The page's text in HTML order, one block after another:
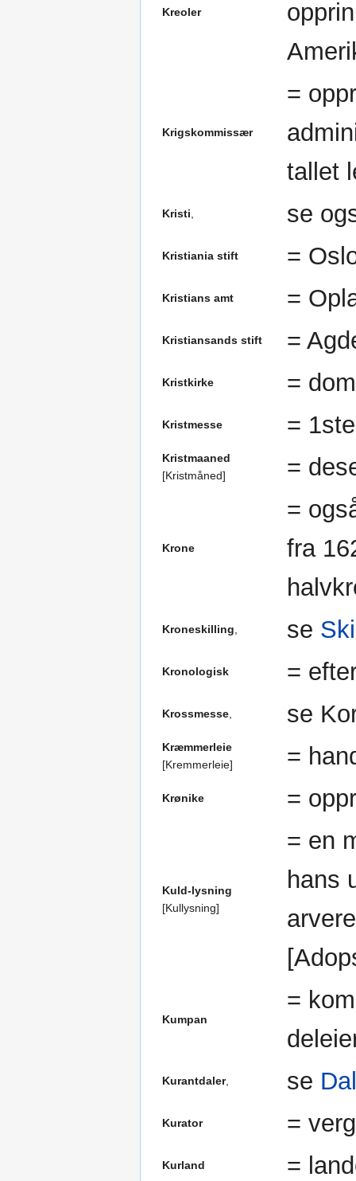
Kreoler
Krigskommissær
=
tallet
Kristi, se
Kristiania stift =
Kristians amt =
Kristiansands stift =
Kristkirke =
Kristmesse =
Kristmaaned
[Kristmåned]
=
Krone
=
fra
Kroneskilling, se
Kronologisk =
Krossmesse, se
Kræmmerleie
[Kremmerleie]
=
Krønike =
Kuld-lysning
[Kullysning]
= en
hans
Kumpan
=
Kurantdaler, se
Kurator =
Kurland =